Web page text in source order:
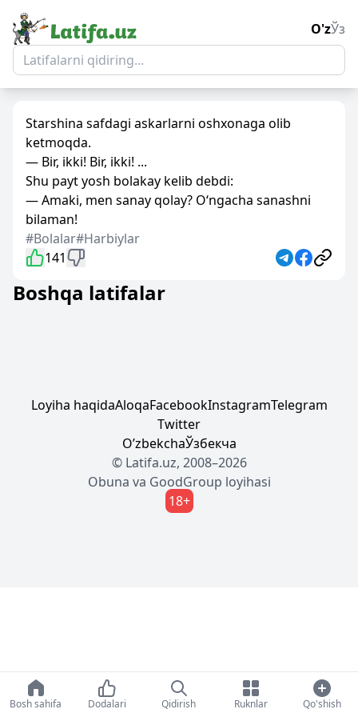
O'zЎз
Starshina safdagi askarlarni oshxonaga olib
ketmoqda.
— Bir, ikki! Bir, ikki! ...
Shu payt yosh bolakay kelib debdi:
— Amaki, men sanay qolay? O‘ngacha sanashni
bilaman!
#Bolalar#Harbiylar
141
Boshqa latifalar
Loyiha haqidaAloqaFacebookInstagramTelegram
Twitter
OʼzbekchaЎзбекча
© Latifa.uz, 2008–2026
Obuna va GoodGroup loyihasi
18+
Bosh sahifa Dodalari Qidirish Ruknlar Qo'shish